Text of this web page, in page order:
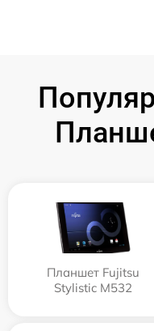
Планшет Fujitsu
Stylistic M532